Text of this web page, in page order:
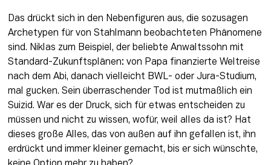
Das drückt sich in den Nebenfiguren aus, die sozusagen
Archetypen für von Stahlmann beobachteten Phänomene
sind. Niklas zum Beispiel, der beliebte Anwaltssohn mit
Standard-Zukunftsplänen: von Papa finanzierte Weltreise
nach dem Abi, danach vielleicht BWL- oder Jura-Studium,
mal gucken. Sein überraschender Tod ist mutmaßlich ein
Suizid. War es der Druck, sich für etwas entscheiden zu
müssen und nicht zu wissen, wofür, weil alles da ist? Hat
dieses große Alles, das von außen auf ihn gefallen ist, ihn
erdrückt und immer kleiner gemacht, bis er sich wünschte,